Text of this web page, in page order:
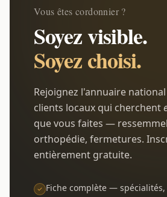
Vous êtes cordonnier ?
Soyez visible.
Soyez choisi.
Rejoignez l'annuaire
clients locaux qui cherchent
que vous faites —
orthopédie, fermetures.
entièrement gratuite.
Fiche complète —